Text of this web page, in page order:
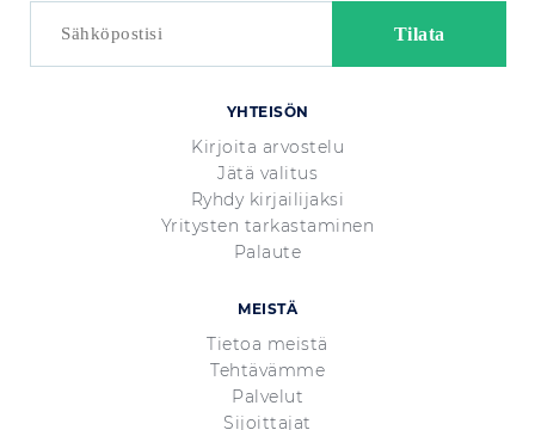
YHTEISÖN
Kirjoita arvostelu
Jätä valitus
Ryhdy kirjailijaksi
Yritysten tarkastaminen
Palaute
MEISTÄ
Tietoa meistä
Tehtävämme
Palvelut
Sijoittajat